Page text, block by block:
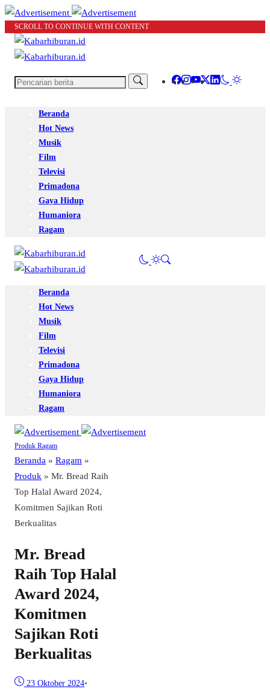
SCROLL TO CONTINUE WITH CONTENT
Beranda
Hot News
Musik
Film
Televisi
Primadona
Gaya Hidup
Humaniora
Ragam
Beranda
Hot News
Musik
Film
Televisi
Primadona
Gaya Hidup
Humaniora
Ragam
Produk Ragam
Beranda » Ragam »
Produk » Mr. Bread Raih
Top Halal Award 2024,
Komitmen Sajikan Roti
Berkualitas
Mr. Bread
Raih Top Halal
Award 2024,
Komitmen
Sajikan Roti
Berkualitas
23 Oktober 2024•